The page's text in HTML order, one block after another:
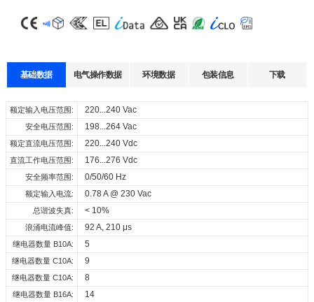
基础数据 电气操作数据 环境数据 包装信息 下载
额定输入电压范围: 220...240 Vac
安全电压范围: 198...264 Vac
额定直流电压范围: 220...240 Vdc
直流工作电压范围: 176...276 Vdc
安全频率范围: 0/50/60 Hz
额定输入电流: 0.78 A @ 230 Vac
总谐波失真: < 10%
浪涌电流峰值: 92 A, 210 μs
继电器数量 B10A: 5
继电器数量 C10A: 9
继电器数量 C10A: 8
继电器数量 B16A: 14
工作温度: -40...+60℃
储存温度: -40...+85℃
工作湿度: 5%...85%
存储湿度: 5%...95%
驱动器寿命: HV at Tc 90℃: 50,000 hrs; at Tc 80
Tc 85
最大Tc温度: 90℃
每箱数量: 12 pcs
外箱尺寸: 247 x 160 x 194 mm
整箱重量: 9 kg
数据表 认证
Select
all
163410_ID_ECSCB_165_230_150-
1050_D4i_NFC_OUT
下载
Select
all
CE_ID_ECSCB_165_230_150-
1050_D4i_NFC_OUT
ENEC_ID_ECSCB_165_230_150-
1050_D4i_NFC_OUT
EPD_ID_ECSCB_165_230_150-
1050_D4i_NFC_OUT
下载
Select
all
3D_ID_ECSCB_165_230_150-
1050_D4i_NFC_OUT
下载
Select
all
CE声明_D4i NFC系
列
下载